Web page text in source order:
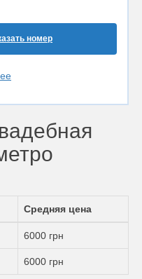
номер
Средняя цена
6000 грн
6000 грн